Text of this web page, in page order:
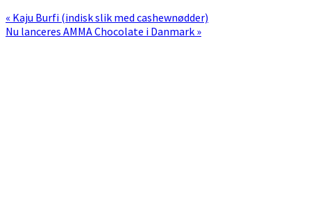
Previous
Post:
« Kaju Burfi (indisk slik med cashewnødder)
Next
Nu lanceres AMMA Chocolate i Danmark »